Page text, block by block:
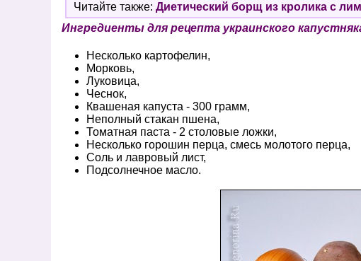
Читайте также: Диетический борщ из кролика с
Ингредиенты для рецепта украинского
Несколько картофелин,
Морковь,
Луковица,
Чеснок,
Квашеная капуста - 300 грамм,
Неполный стакан пшена,
Томатная паста - 2 столовые ложки,
Несколько горошин перца, смесь молотого перца,
Соль и лавровый лист,
Подсолнечное масло.